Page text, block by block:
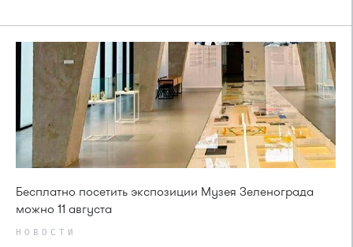
Бесплатно посетить экспозиции Музея Зеленограда
можно 11 августа
НОВОСТИ